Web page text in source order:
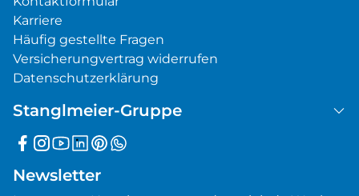
Karriere
Häufig gestellte Fragen
Versicherungvertrag widerrufen
Datenschutzerklärung
Stanglmeier-Gruppe
Newsletter